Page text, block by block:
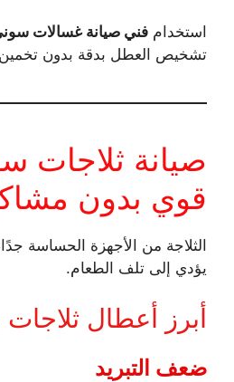
استخدام فني صيانة غسالات
تشخيص العطل بدقة بدون
صيانة ثلاجات
قوي بدون
الثلاجة من الأجهزة الحساسة
يؤدي إلى تلف الطعام.
أبرز أعطال
ضعف التبريد